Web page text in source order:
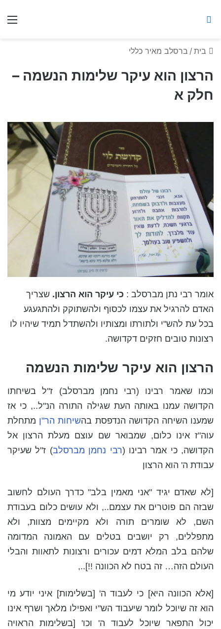
בית / ברסלב מאיר כללי
הרצון הוא עיקר שלימות הנשמה –
חלק א
אומר רבי נתן מברסלב : כי עיקר הוא הרצון. שצריך
האדם להרגיל את עצמו לכסוף ולהשתוקק ולהתגעגע
בכל עת להש"י ולתורתו ומצותיו ולהשתדל תמיד שיהיו לו
רצונות טובים חזקים דקדושה.
הרצון הוא עיקר שלימות הנשמה
וכמו שאמר רבינו (רבי נחמן מברסלב) ז"ל בשיחתו
הקדושה עמנו באותה העת שגילה התורה הנ"ל.., כי אז
שמענו השיחה הקדושה הנדפסת בהשיחות הר"ן מתחלת
עוה"ז אינו כלום, שמבואר שם עוצם מעלת הרצון אל
הקדושה, כי אמר רבינו (רבי נחמן מברסלב) ז"ל שעיקר
עבודת ה' הוא הרצון
[לא שאדם יגיד "אני מאמין בלב" כדרך העולם לחשוב
שבזה הם פוטרים את עצמם.., ולא עושים כלום בעבודת
השם, לא שומרים תורה ולא מקיימים מצוות, ולא
מתפללים, רק יושבים בטלים עם האמונה המדומה
שלהם בלב המלא דמים עכורים ורצונות לתאוות והבלי
העולם הזה… זה בטח לא הכוונה !!]..,
[אלא הכוונה היא] כי לעבוד ה' [בשלימות] איני יודע מי
הוא זה שיוכל לומר שיעבוד הש"י ואפילו מלאך ושרף אינו
יכול התפאר שיוכל לעבוד ה' וכו' [בשלימות הראויה